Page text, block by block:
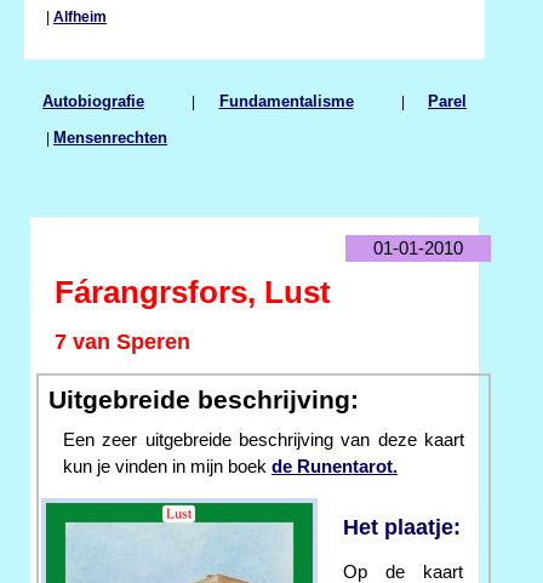
| Alfheim
Autobiografie | Fundamentalisme| Parel
| Mensenrechten
01-01-2010
Fárangrsfors, Lust
7 van Speren
Uitgebreide beschrijving:
Een zeer uitgebreide beschrijving van deze kaart
kun je vinden in mijn boek de Runentarot.
Het plaatje:
Op de kaart